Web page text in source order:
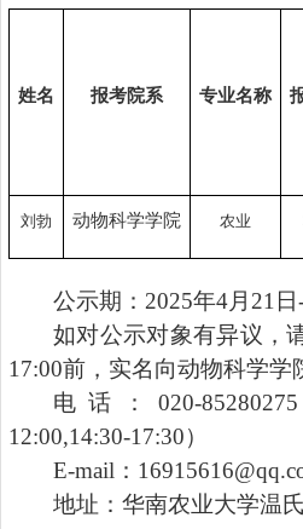
姓名 报考院系 专业名称
刘勃 动物科学学院 农业
公示期： 2025年4月 21 日
如对公示对象有异议，
17:00前，实名向动物科学学
电话： 020-85280275
12:00,14:30-17:30）
E-mail ：
地址：华南农业大学温